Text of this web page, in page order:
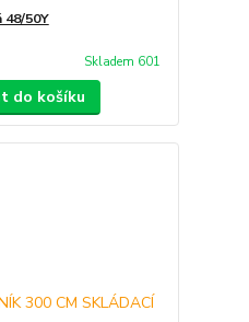
48/50Y
Skladem 601
do košíku